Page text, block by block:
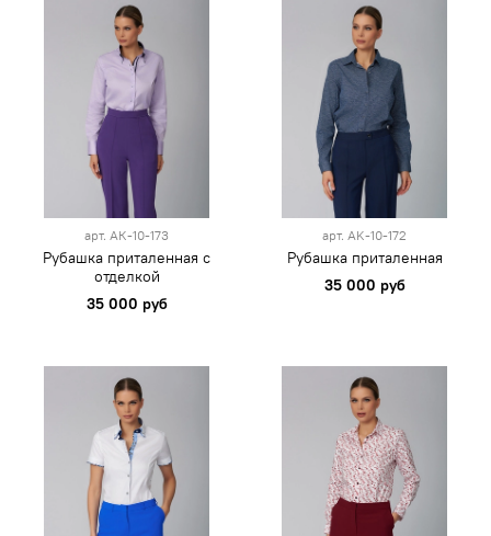
арт. АК-10-173
Рубашка приталенная с
отделкой
35 000 руб
арт. AK-10-172
Рубашка приталенная
35 000 руб